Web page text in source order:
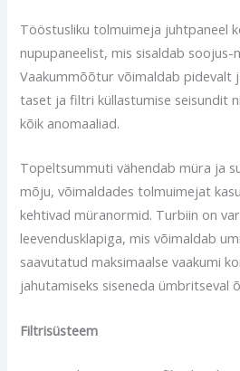
Tööstusliku tolmuimeja juhtpaneel
nupupaneelist, mis sisaldab
Vaakummõõtur võimaldab pidevalt
taset ja filtri küllastumise seisundit
kõik anomaaliad.
Topeltsummuti vähendab müra ja
mõju, võimaldades tolmuimejat
kehtivad müranormid. Turbiin on
leevendusklapiga, mis võimaldab
saavutatud maksimaalse vaakumi
jahutamiseks siseneda ümbritseval
Filtrisüsteem